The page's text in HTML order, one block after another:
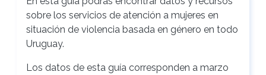
sobre los servicios de atención a mujeres en
situación de violencia basada en género en todo
Uruguay.
Los datos de esta guía corresponden a marzo